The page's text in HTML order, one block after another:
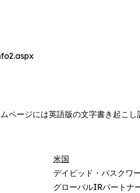
ページには英語版の文字書き起こ
米国
デイビッド・パスク
グローバルIRパート